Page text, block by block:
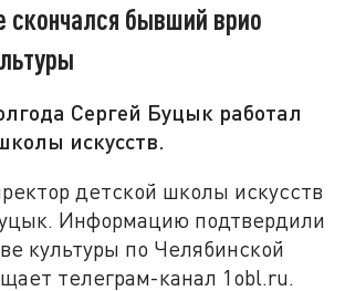
скончался бывший врио
Сергей Буцык работал
искусств.
детской школы искусств
Информацию подтвердили
культуры по Челябинской
телеграм-канал 1obl.ru.